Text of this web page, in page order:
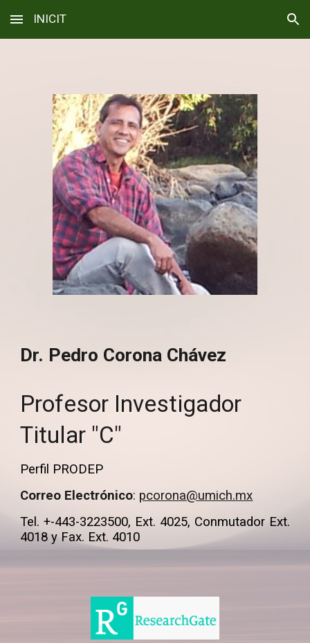
Skip to main content Skip to navigation
INICIT
Dr. Pedro Corona Chávez
Profesor Investigador
Titular "C"
Perfil PRODEP
Correo Electrónico: pcorona@umich.mx
Tel. +-443-3223500, Ext. 4025, Conmutador Ext.
4018 y Fax. Ext. 4010